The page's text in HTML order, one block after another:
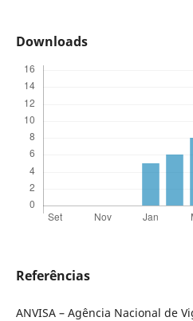
Downloads
Referências
ANVISA – Agência Nacional de